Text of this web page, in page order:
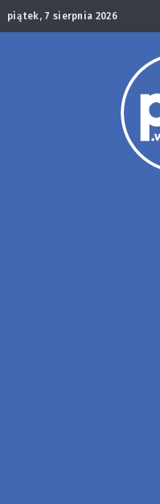
piątek, 7 sierpnia 2026